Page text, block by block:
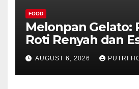
FOOD
Melonpan Gelato:
Roti Renyah dan
Lembut yang
AUGUST 6, 2026 PUTRI